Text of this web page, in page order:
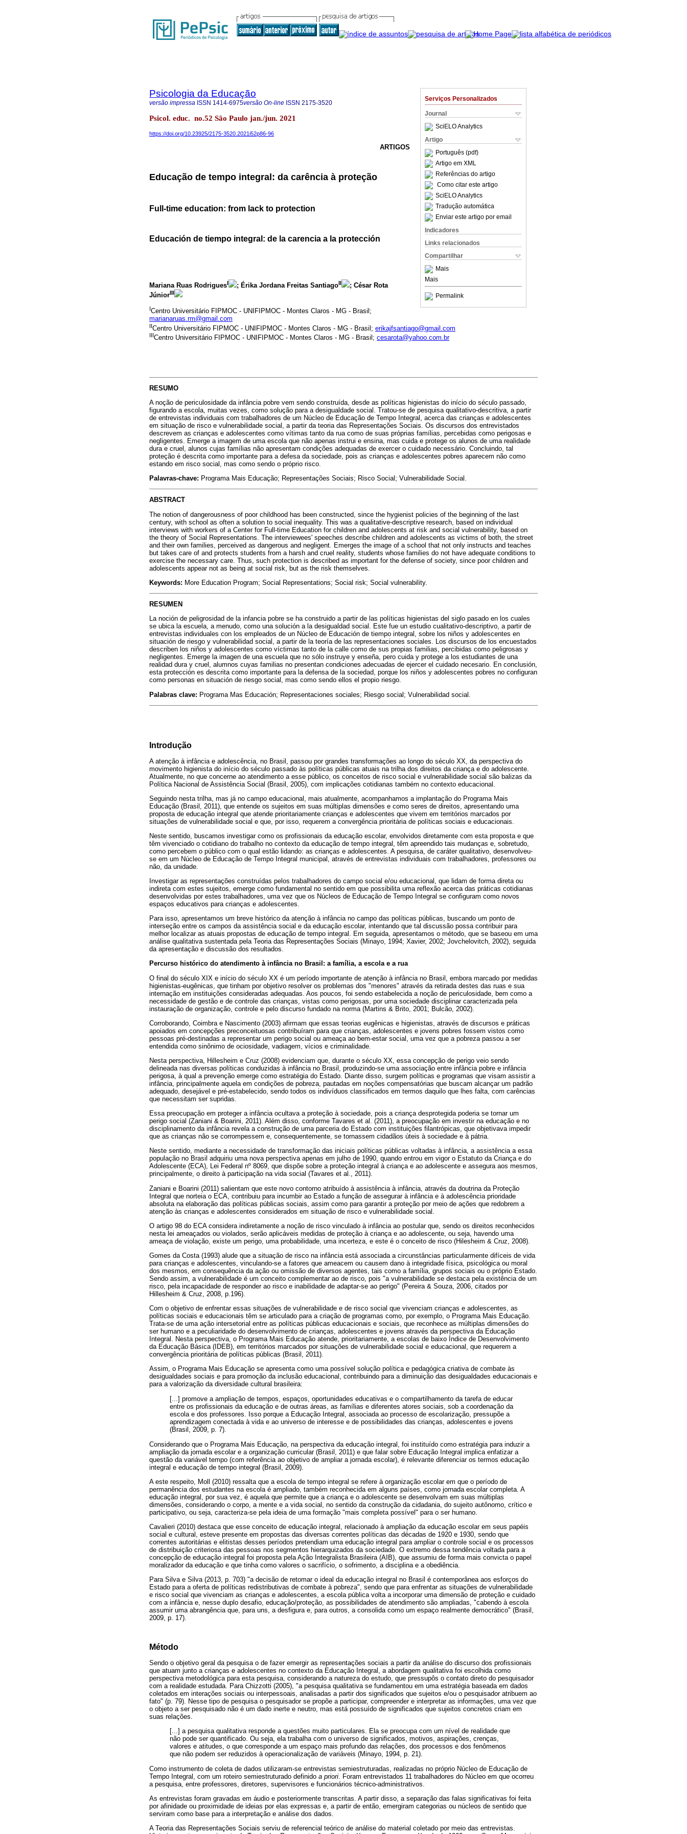
Serviços Personalizados
Journal
SciELO Analytics
Artigo
Português (pdf)
Artigo em XML
Referências do artigo
Como citar este artigo
SciELO Analytics
Tradução automática
Enviar este artigo por email
Indicadores
Links relacionados
Compartilhar
Mais
Mais
Permalink
Psicologia da Educação
versão impressa ISSN 1414-6975versão On-line ISSN 2175-3520
Psicol. educ. no.52 São Paulo jan./jun. 2021
https://doi.org/10.23925/2175-3520.2021i52p86-96
ARTIGOS
Educação de tempo integral: da carência à proteção
Full-time education: from lack to protection
Educación de tiempo integral: de la carencia a la protección
Mariana Ruas RodriguesI ; Érika Jordana Freitas SantiagoII
; César Rota
JúniorIII
ICentro Universitário FIPMOC - UNIFIPMOC - Montes Claros - MG - Brasil;
marianaruas.rm@gmail.com
IICentro Universitário FIPMOC - UNIFIPMOC - Montes Claros - MG - Brasil; erikajfsantiago@gmail.com
IIICentro Universitário FIPMOC - UNIFIPMOC - Montes Claros - MG - Brasil; cesarota@yahoo.com.br
RESUMO
A noção de periculosidade da infância pobre vem sendo construída, desde as políticas higienistas do início do século passado,
figurando a escola, muitas vezes, como solução para a desigualdade social. Tratou-se de pesquisa qualitativo-descritiva, a partir
de entrevistas individuais com trabalhadores de um Núcleo de Educação de Tempo Integral, acerca das crianças e adolescentes
em situação de risco e vulnerabilidade social, a partir da teoria das Representações Sociais. Os discursos dos entrevistados
descrevem as crianças e adolescentes como vítimas tanto da rua como de suas próprias famílias, percebidas como perigosas e
negligentes. Emerge a imagem de uma escola que não apenas instrui e ensina, mas cuida e protege os alunos de uma realidade
dura e cruel, alunos cujas famílias não apresentam condições adequadas de exercer o cuidado necessário. Concluindo, tal
proteção é descrita como importante para a defesa da sociedade, pois as crianças e adolescentes pobres aparecem não como
estando em risco social, mas como sendo o próprio risco.
Palavras-chave: Programa Mais Educação; Representações Sociais; Risco Social; Vulnerabilidade Social.
ABSTRACT
The notion of dangerousness of poor childhood has been constructed, since the hygienist policies of the beginning of the last
century, with school as often a solution to social inequality. This was a qualitative-descriptive research, based on individual
interviews with workers of a Center for Full-time Education for children and adolescents at risk and social vulnerability, based on
the theory of Social Representations. The interviewees' speeches describe children and adolescents as victims of both, the street
and their own families, perceived as dangerous and negligent. Emerges the image of a school that not only instructs and teaches
but takes care of and protects students from a harsh and cruel reality, students whose families do not have adequate conditions to
exercise the necessary care. Thus, such protection is described as important for the defense of society, since poor children and
adolescents appear not as being at social risk, but as the risk themselves.
Keywords: More Education Program; Social Representations; Social risk; Social vulnerability.
RESUMEN
La noción de peligrosidad de la infancia pobre se ha construido a partir de las políticas higienistas del siglo pasado en los cuales
se ubica la escuela, a menudo, como una solución a la desigualdad social. Este fue un estudio cualitativo-descriptivo, a partir de
entrevistas individuales con los empleados de un Núcleo de Educación de tiempo integral, sobre los niños y adolescentes en
situación de riesgo y vulnerabilidad social, a partir de la teoría de las representaciones sociales. Los discursos de los encuestados
describen los niños y adolescentes como víctimas tanto de la calle como de sus propias familias, percibidas como peligrosas y
negligentes. Emerge la imagen de una escuela que no sólo instruye y enseña, pero cuida y protege a los estudiantes de una
realidad dura y cruel, alumnos cuyas familias no presentan condiciones adecuadas de ejercer el cuidado necesario. En conclusión,
esta protección es descrita como importante para la defensa de la sociedad, porque los niños y adolescentes pobres no configuran
como personas en situación de riesgo social, mas como sendo ellos el propio riesgo.
Palabras clave: Programa Mas Educación; Representaciones sociales; Riesgo social; Vulnerabilidad social.
Introdução
A atenção à infância e adolescência, no Brasil, passou por grandes transformações ao longo do século XX, da perspectiva do
movimento higienista do início do século passado às políticas públicas atuais na trilha dos direitos da criança e do adolescente.
Atualmente, no que concerne ao atendimento a esse público, os conceitos de risco social e vulnerabilidade social são balizas da
Política Nacional de Assistência Social (Brasil, 2005), com implicações cotidianas também no contexto educacional.
Seguindo nesta trilha, mas já no campo educacional, mais atualmente, acompanhamos a implantação do Programa Mais
Educação (Brasil, 2011), que entende os sujeitos em suas múltiplas dimensões e como seres de direitos, apresentando uma
proposta de educação integral que atende prioritariamente crianças e adolescentes que vivem em territórios marcados por
situações de vulnerabilidade social e que, por isso, requerem a convergência prioritária de políticas sociais e educacionais.
Neste sentido, buscamos investigar como os profissionais da educação escolar, envolvidos diretamente com esta proposta e que
têm vivenciado o cotidiano do trabalho no contexto da educação de tempo integral, têm apreendido tais mudanças e, sobretudo,
como percebem o público com o qual estão lidando: as crianças e adolescentes. A pesquisa, de caráter qualitativo, desenvolveu-
se em um Núcleo de Educação de Tempo Integral municipal, através de entrevistas individuais com trabalhadores, professores ou
não, da unidade.
Investigar as representações construídas pelos trabalhadores do campo social e/ou educacional, que lidam de forma direta ou
indireta com estes sujeitos, emerge como fundamental no sentido em que possibilita uma reflexão acerca das práticas cotidianas
desenvolvidas por estes trabalhadores, uma vez que os Núcleos de Educação de Tempo Integral se configuram como novos
espaços educativos para crianças e adolescentes.
Para isso, apresentamos um breve histórico da atenção à infância no campo das políticas públicas, buscando um ponto de
interseção entre os campos da assistência social e da educação escolar, intentando que tal discussão possa contribuir para
melhor localizar as atuais propostas de educação de tempo integral. Em seguida, apresentamos o método, que se baseou em uma
análise qualitativa sustentada pela Teoria das Representações Sociais (Minayo, 1994; Xavier, 2002; Jovchelovitch, 2002), seguida
da apresentação e discussão dos resultados.
Percurso histórico do atendimento à infância no Brasil: a família, a escola e a rua
O final do século XIX e início do século XX é um período importante de atenção à infância no Brasil, embora marcado por medidas
higienistas-eugênicas, que tinham por objetivo resolver os problemas dos "menores" através da retirada destes das ruas e sua
internação em instituições consideradas adequadas. Aos poucos, foi sendo estabelecida a noção de periculosidade, bem como a
necessidade de gestão e de controle das crianças, vistas como perigosas, por uma sociedade disciplinar caracterizada pela
instauração de organização, controle e pelo discurso fundado na norma (Martins & Brito, 2001; Bulcão, 2002).
Corroborando, Coimbra e Nascimento (2003) afirmam que essas teorias eugênicas e higienistas, através de discursos e práticas
apoiados em concepções preconceituosas contribuíram para que crianças, adolescentes e jovens pobres fossem vistos como
pessoas pré-destinadas a representar um perigo social ou ameaça ao bem-estar social, uma vez que a pobreza passou a ser
entendida como sinônimo de ociosidade, vadiagem, vícios e criminalidade.
Nesta perspectiva, Hillesheim e Cruz (2008) evidenciam que, durante o século XX, essa concepção de perigo veio sendo
delineada nas diversas políticas conduzidas à infância no Brasil, produzindo-se uma associação entre infância pobre e infância
perigosa, à qual a prevenção emerge como estratégia do Estado. Diante disso, surgem políticas e programas que visam assistir a
infância, principalmente aquela em condições de pobreza, pautadas em noções compensatórias que buscam alcançar um padrão
adequado, desejável e pré-estabelecido, sendo todos os indivíduos classificados em termos daquilo que lhes falta, com carências
que necessitam ser supridas.
Essa preocupação em proteger a infância ocultava a proteção à sociedade, pois a criança desprotegida poderia se tornar um
perigo social (Zaniani & Boarini, 2011). Além disso, conforme Tavares et al. (2011), a preocupação em investir na educação e no
disciplinamento da infância revela a construção de uma parceria do Estado com instituições filantrópicas, que objetivava impedir
que as crianças não se corrompessem e, consequentemente, se tornassem cidadãos úteis à sociedade e à pátria.
Neste sentido, mediante a necessidade de transformação das iniciais políticas públicas voltadas à infância, a assistência a essa
população no Brasil adquiriu uma nova perspectiva apenas em julho de 1990, quando entrou em vigor o Estatuto da Criança e do
Adolescente (ECA), Lei Federal nº 8069, que dispõe sobre a proteção integral à criança e ao adolescente e assegura aos mesmos,
principalmente, o direito à participação na vida social (Tavares et al., 2011).
Zaniani e Boarini (2011) salientam que este novo contorno atribuído à assistência à infância, através da doutrina da Proteção
Integral que norteia o ECA, contribuiu para incumbir ao Estado a função de assegurar à infância e à adolescência prioridade
absoluta na elaboração das políticas públicas sociais, assim como para garantir a proteção por meio de ações que redobrem a
atenção às crianças e adolescentes considerados em situação de risco e vulnerabilidade social.
O artigo 98 do ECA considera indiretamente a noção de risco vinculado à infância ao postular que, sendo os direitos reconhecidos
nesta lei ameaçados ou violados, serão aplicáveis medidas de proteção à criança e ao adolescente, ou seja, havendo uma
ameaça de violação, existe um perigo, uma probabilidade, uma incerteza, e este é o conceito de risco (Hilesheim & Cruz, 2008).
Gomes da Costa (1993) alude que a situação de risco na infância está associada a circunstâncias particularmente difíceis de vida
para crianças e adolescentes, vinculando-se a fatores que ameacem ou causem dano à integridade física, psicológica ou moral
dos mesmos, em consequência da ação ou omissão de diversos agentes, tais como a família, grupos sociais ou o próprio Estado.
Sendo assim, a vulnerabilidade é um conceito complementar ao de risco, pois "a vulnerabilidade se destaca pela existência de um
risco, pela incapacidade de responder ao risco e inabilidade de adaptar-se ao perigo" (Pereira & Souza, 2006, citados por
Hillesheim & Cruz, 2008, p.196).
Com o objetivo de enfrentar essas situações de vulnerabilidade e de risco social que vivenciam crianças e adolescentes, as
políticas sociais e educacionais têm se articulado para a criação de programas como, por exemplo, o Programa Mais Educação.
Trata-se de uma ação intersetorial entre as políticas públicas educacionais e sociais, que reconhece as múltiplas dimensões do
ser humano e a peculiaridade do desenvolvimento de crianças, adolescentes e jovens através da perspectiva da Educação
Integral. Nesta perspectiva, o Programa Mais Educação atende, prioritariamente, a escolas de baixo Índice de Desenvolvimento
da Educação Básica (IDEB), em territórios marcados por situações de vulnerabilidade social e educacional, que requerem a
convergência prioritária de políticas públicas (Brasil, 2011).
Assim, o Programa Mais Educação se apresenta como uma possível solução política e pedagógica criativa de combate às
desigualdades sociais e para promoção da inclusão educacional, contribuindo para a diminuição das desigualdades educacionais e
para a valorização da diversidade cultural brasileira:
[...] promove a ampliação de tempos, espaços, oportunidades educativas e o compartilhamento da tarefa de educar
entre os profissionais da educação e de outras áreas, as famílias e diferentes atores sociais, sob a coordenação da
escola e dos professores. Isso porque a Educação Integral, associada ao processo de escolarização, pressupõe a
aprendizagem conectada à vida e ao universo de interesse e de possibilidades das crianças, adolescentes e jovens
(Brasil, 2009, p. 7).
Considerando que o Programa Mais Educação, na perspectiva da educação integral, foi instituído como estratégia para induzir a
ampliação da jornada escolar e a organização curricular (Brasil, 2011) e que falar sobre Educação Integral implica enfatizar a
questão da variável tempo (com referência ao objetivo de ampliar a jornada escolar), é relevante diferenciar os termos educação
integral e educação de tempo integral (Brasil, 2009).
A este respeito, Moll (2010) ressalta que a escola de tempo integral se refere à organização escolar em que o período de
permanência dos estudantes na escola é ampliado, também reconhecida em alguns países, como jornada escolar completa. A
educação integral, por sua vez, é aquela que permite que a criança e o adolescente se desenvolvam em suas múltiplas
dimensões, considerando o corpo, a mente e a vida social, no sentido da construção da cidadania, do sujeito autônomo, crítico e
participativo, ou seja, caracteriza-se pela ideia de uma formação "mais completa possível" para o ser humano.
Cavalieri (2010) destaca que esse conceito de educação integral, relacionado à ampliação da educação escolar em seus papéis
social e cultural, esteve presente em propostas das diversas correntes políticas das décadas de 1920 e 1930, sendo que
correntes autoritárias e elitistas desses períodos pretendiam uma educação integral para ampliar o controle social e os processos
de distribuição criteriosa das pessoas nos segmentos hierarquizados da sociedade. O extremo dessa tendência voltada para a
concepção de educação integral foi proposta pela Ação Integralista Brasileira (AIB), que assumiu de forma mais convicta o papel
moralizador da educação e que tinha como valores o sacrifício, o sofrimento, a disciplina e a obediência.
Para Silva e Silva (2013, p. 703) "a decisão de retomar o ideal da educação integral no Brasil é contemporânea aos esforços do
Estado para a oferta de políticas redistributivas de combate à pobreza", sendo que para enfrentar as situações de vulnerabilidade
e risco social que vivenciam as crianças e adolescentes, a escola pública volta a incorporar uma dimensão de proteção e cuidado
com a infância e, nesse duplo desafio, educação/proteção, as possibilidades de atendimento são ampliadas, "cabendo à escola
assumir uma abrangência que, para uns, a desfigura e, para outros, a consolida como um espaço realmente democrático" (Brasil,
2009, p. 17).
Método
Sendo o objetivo geral da pesquisa o de fazer emergir as representações sociais a partir da análise do discurso dos profissionais
que atuam junto a crianças e adolescentes no contexto da Educação Integral, a abordagem qualitativa foi escolhida como
perspectiva metodológica para esta pesquisa, considerando a natureza do estudo, que pressupôs o contato direto do pesquisador
com a realidade estudada. Para Chizzotti (2005), "a pesquisa qualitativa se fundamentou em uma estratégia baseada em dados
coletados em interações sociais ou interpessoais, analisadas a partir dos significados que sujeitos e/ou o pesquisador atribuem ao
fato" (p. 79). Nesse tipo de pesquisa o pesquisador se propõe a participar, compreender e interpretar as informações, uma vez que
o objeto a ser pesquisado não é um dado inerte e neutro, mas está possuído de significados que sujeitos concretos criam em
suas relações.
[...] a pesquisa qualitativa responde a questões muito particulares. Ela se preocupa com um nível de realidade que
não pode ser quantificado. Ou seja, ela trabalha com o universo de significados, motivos, aspirações, crenças,
valores e atitudes, o que corresponde a um espaço mais profundo das relações, dos processos e dos fenômenos
que não podem ser reduzidos à operacionalização de variáveis (Minayo, 1994, p. 21).
Como instrumento de coleta de dados utilizaram-se entrevistas semiestruturadas, realizadas no próprio Núcleo de Educação de
Tempo Integral, com um roteiro semiestruturado definido a priori . Foram entrevistados 11 trabalhadores do Núcleo em que ocorreu
a pesquisa, entre professores, diretores, supervisores e funcionários técnico-administrativos.
As entrevistas foram gravadas em áudio e posteriormente transcritas. A partir disso, a separação das falas significativas foi feita
por afinidade ou proximidade de ideias por elas expressas e, a partir de então, emergiram categorias ou núcleos de sentido que
serviram como base para a interpretação e análise dos dados.
A Teoria das Representações Sociais serviu de referencial teórico de análise do material coletado por meio das entrevistas.